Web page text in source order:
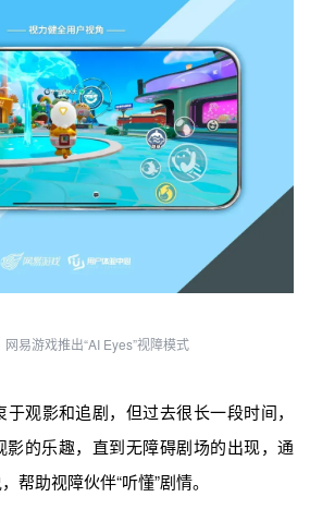
网易游戏推出“AI Eyes”视障模式
观影和追剧，但过去很长一段时间，
的乐趣，直到无障碍剧场的出现，通
帮助视障伙伴“听懂”剧情。